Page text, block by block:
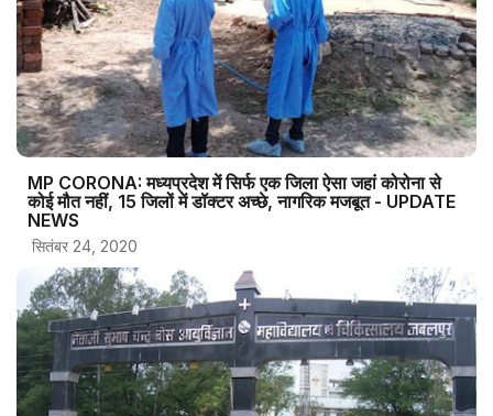
MP CORONA: मध्यप्रदेश में सिर्फ एक जिला ऐसा जहां कोरोना से
कोई मौत नहीं, 15 जिलों में डॉक्टर अच्छे, नागरिक मजबूत - UPDATE
NEWS
सितंबर 24, 2020